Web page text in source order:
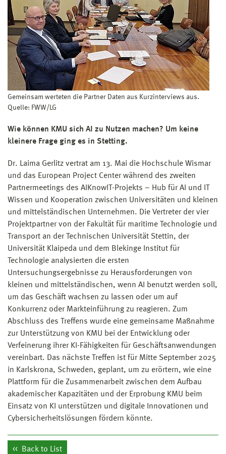
Gemeinsam werteten die Partner Daten aus Kurzinterviews aus.
Quelle: FWW/LG
Wie können KMU sich AI zu Nutzen machen? Um keine
kleinere Frage ging es in Stetting.
Dr. Laima Gerlitz vertrat am 13. Mai die Hochschule Wismar
und das European Project Center während des zweiten
Partnermeetings des AIKnowIT-Projekts – Hub für AI und IT
Wissen und Kooperation zwischen Universitäten und kleinen
und mittelständischen Unternehmen. Die Vertreter der vier
Projektpartner von der Fakultät für maritime Technologie und
Transport an der Technischen Universität Stettin, der
Universität Klaipeda und dem Blekinge Institut für
Technologie analysierten die ersten
Untersuchungsergebnisse zu Herausforderungen von
kleinen und mittelständischen, wenn AI benutzt werden soll,
um das Geschäft wachsen zu lassen oder um auf
Konkurrenz oder Markteinführung zu reagieren. Zum
Abschluss des Treffens wurde eine gemeinsame Maßnahme
zur Unterstützung von KMU bei der Entwicklung oder
Verfeinerung ihrer KI-Fähigkeiten für Geschäftsanwendungen
vereinbart. Das nächste Treffen ist für Mitte September 2025
in Karlskrona, Schweden, geplant, um zu erörtern, wie eine
Plattform für die Zusammenarbeit zwischen dem Aufbau
akademischer Kapazitäten und der Erprobung KMU beim
Einsatz von KI unterstützen und digitale Innovationen und
Cybersicherheitslösungen fördern könnte.
Back to List